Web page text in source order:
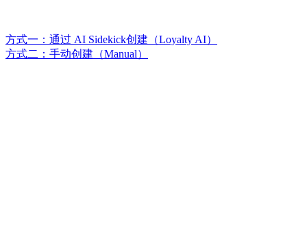
方式一：通过 AI Sidekick创建（Loyalty AI）
方式二：手动创建（Manual）